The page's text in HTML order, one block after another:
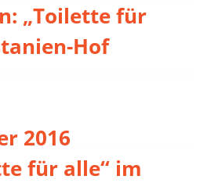
„Toilette für
Hof
2016
für alle“ im